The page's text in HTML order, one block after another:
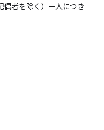
偶者を除く）一人につき